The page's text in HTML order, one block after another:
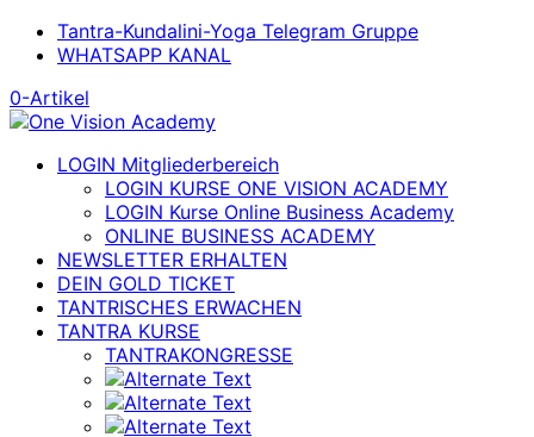
Tantra-Kundalini-Yoga Telegram Gruppe
WHATSAPP KANAL
0-Artikel
LOGIN Mitgliederbereich
LOGIN KURSE ONE VISION ACADEMY
LOGIN Kurse Online Business Academy
ONLINE BUSINESS ACADEMY
NEWSLETTER ERHALTEN
DEIN GOLD TICKET
TANTRISCHES ERWACHEN
TANTRA KURSE
TANTRAKONGRESSE